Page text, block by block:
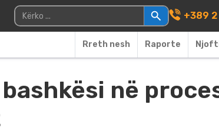
Main
Kërko për: +389 2
Rreth nesh Raporte
në